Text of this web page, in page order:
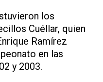
los
Cuéllar, quien
Ramírez
en las
y 2003.